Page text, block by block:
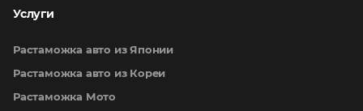
Услуги
Растаможка авто из Японии
Растаможка авто из Кореи
Растаможка Мото